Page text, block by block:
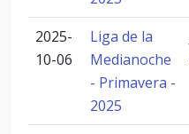
2025-
10-06
Liga de la
Medianoche
- Primavera -
2025